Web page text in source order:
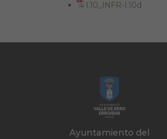
I.10_INFR-I.10d
Ayuntamiento del